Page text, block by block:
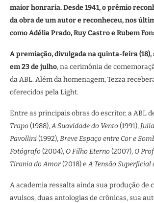
maior honraria. Desde 1941, o prêmio
da obra de um autor e reconheceu, nos
como Adélia Prado, Ruy Castro e Rubem
A premiação, divulgada na quinta-feira
em 23 de julho, na cerimônia de
da ABL. Além da homenagem, Tezza
oferecidos pela Light.
Entre as principais obras do escritor, a ABL
Trapo(1988),A Suavidade do Vento(1991),
Pavollini(1992),Breve Espaço entre Cor e
Fotógrafo(2004), O Filho Eterno(2007), O
Tirania do Amor(2018) eA Tensão Superficial
A academia ressalta ainda sua produção de
avulsos, duas antologias de crônicas, sua